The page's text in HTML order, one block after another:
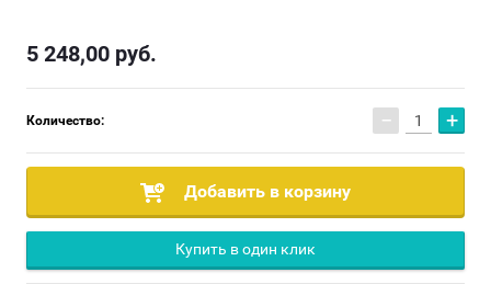
5 248,00 руб.
Количество: − +
Добавить в корзину
Купить в один клик